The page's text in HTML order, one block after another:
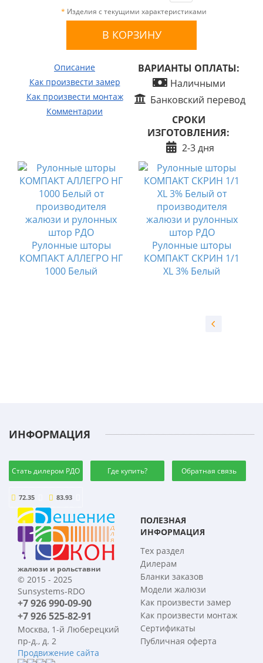
* Изделия с текущими характеристиками
Описание
Как произвести замер
Как произвести монтаж
Комментарии
ВАРИАНТЫ ОПЛАТЫ:
Наличными
Банковский перевод
СРОКИ
ИЗГОТОВЛЕНИЯ:
2-3 дня
Рулонные шторы
КОМПАКТ АЛЛЕГРО НГ
1000 Белый
Рулонные шторы
КОМПАКТ СКРИН 1/1
XL 3% Белый
ИНФОРМАЦИЯ
Стать дилером РДО Где купить? Обратная связь
72.35 83.93
жалюзи и рольставни
© 2015 - 2025
Sunsystems-RDO
+7 926 990-09-90
+7 926 525-82-91
Москва, 1-й Люберецкий
пр-д., д. 2
Продвижение сайта
ПОЛЕЗНАЯ
ИНФОРМАЦИЯ
Тех раздел
Дилерам
Бланки заказов
Модели жалюзи
Как произвести замер
Как произвести монтаж
Сертификаты
Публичная оферта